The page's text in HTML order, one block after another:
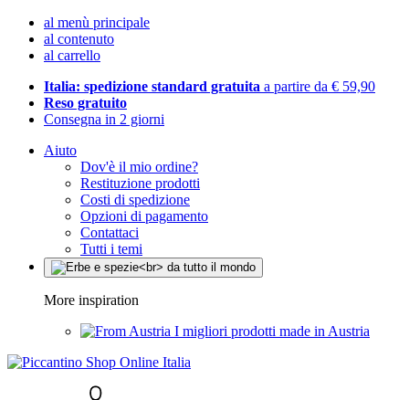
al menù principale
al contenuto
al carrello
Italia: spedizione standard gratuita a partire da € 59,90
Reso gratuito
Consegna in 2 giorni
Aiuto
Dov'è il mio ordine?
Restituzione prodotti
Costi di spedizione
Opzioni di pagamento
Contattaci
Tutti i temi
More inspiration
I migliori prodotti made in Austria